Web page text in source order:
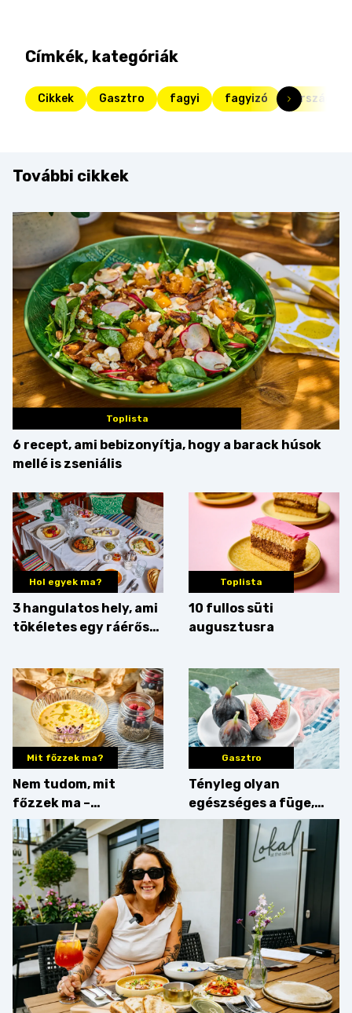
Címkék, kategóriák
Cikkek Gasztro fagyi fagyizó ország
További cikkek
Toplista
6 recept, ami bebizonyítja, hogy a barack húsok
mellé is zseniális
Hol egyek ma?
3 hangulatos hely, ami
tökéletes egy ráérős
Toplista
10 fullos süti
augusztusra
Mit főzzek ma?
Nem tudom, mit
főzzek ma –
Villámgyors menü
Gasztro
Tényleg olyan
egészséges a füge,
mint amilyennek
gondoljuk?